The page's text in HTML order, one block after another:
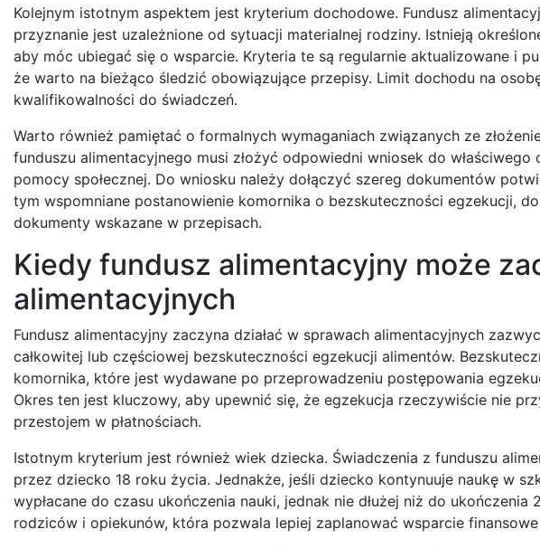
Kolejnym istotnym aspektem jest kryterium dochodowe. Fundusz
przyznanie jest uzależnione od sytuacji materialnej rodziny. Istnieją
aby móc ubiegać się o wsparcie. Kryteria te są regularnie aktualizowane i
że warto na bieżąco śledzić obowiązujące przepisy. Limit dochodu na
kwalifikowalności do świadczeń.
Warto również pamiętać o formalnych wymaganiach związanych ze
funduszu alimentacyjnego musi złożyć odpowiedni wniosek do
pomocy społecznej. Do wniosku należy dołączyć szereg dokumentów
tym wspomniane postanowienie komornika o bezskuteczności egzekucji,
dokumenty wskazane w przepisach.
Kiedy fundusz alimentacyjny może
alimentacyjnych
Fundusz alimentacyjny zaczyna działać w sprawach alimentacyjnych
całkowitej lub częściowej bezskuteczności egzekucji alimentów.
komornika, które jest wydawane po przeprowadzeniu postępowania
Okres ten jest kluczowy, aby upewnić się, że egzekucja rzeczywiście nie
przestojem w płatnościach.
Istotnym kryterium jest również wiek dziecka. Świadczenia z funduszu
przez dziecko 18 roku życia. Jednakże, jeśli dziecko kontynuuje naukę w
wypłacane do czasu ukończenia nauki, jednak nie dłużej niż do
rodziców i opiekunów, która pozwala lepiej zaplanować wsparcie